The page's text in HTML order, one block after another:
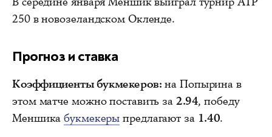
250 в новозеландском Окленде.
Прогноз и ставка
Коэффициенты букмекеров: на Попырина в
этом матче можно поставить за 2.94, победу
Меншикабукмекеры предлагают за 1.40.